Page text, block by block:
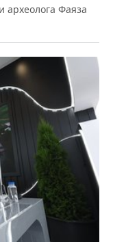
археолога Фаяза